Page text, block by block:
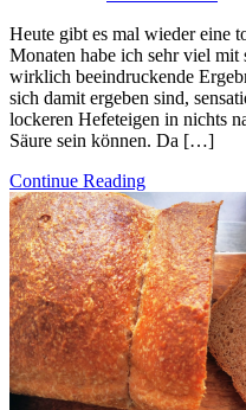
Heute gibt es mal wieder eine
Monaten habe ich sehr viel mit
wirklich beeindruckende
sich damit ergeben sind,
lockeren Hefeteigen in nichts
Säure sein können. Da […]
Continue Reading